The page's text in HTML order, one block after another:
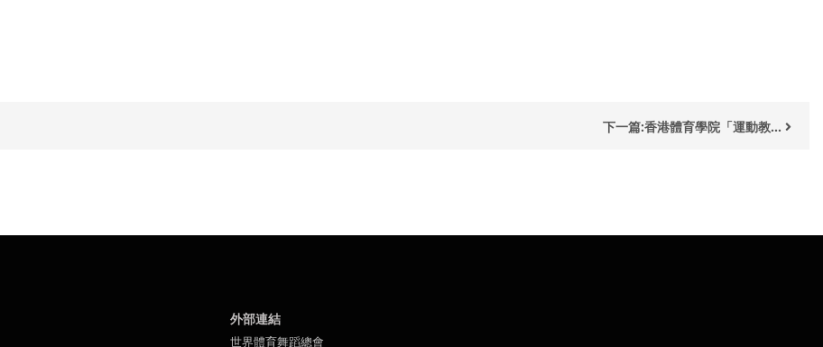
下一篇:香港體育學院「運動教...
外部連結
世界體育舞蹈總會